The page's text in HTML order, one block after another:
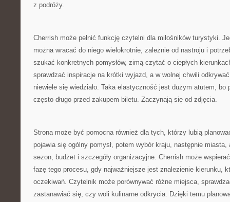
z podróży.
Cherrish może pełnić funkcję czytelni dla miłośników turystyki.
można wracać do niego wielokrotnie, zależnie od nastroju i
szukać konkretnych pomysłów, zimą czytać o ciepłych
sprawdzać inspiracje na krótki wyjazd, a w wolnej chwili
niewiele się wiedziało. Taka elastyczność jest dużym atutem, bo
często długo przed zakupem biletu. Zaczynają się od zdjęcia.
Strona może być pomocna również dla tych, którzy lubią
pojawia się ogólny pomysł, potem wybór kraju, następnie
sezon, budżet i szczegóły organizacyjne. Cherrish może
fazę tego procesu, gdy najważniejsze jest znalezienie kierunku,
oczekiwań. Czytelnik może porównywać różne miejsca,
zastanawiać się, czy woli kulinarne odkrycia. Dzięki temu